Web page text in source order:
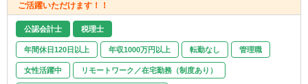
つことなく、自ら考え行動し結果を出せる方
・未経験の事柄にも向上心をもって取り組む
姿勢のある方
● 経理・販売管理部門・他部門との連携およ
びプロセス構築:
・経理部門・販売管理部門と密接に連携
し、実績データの早期把握、会計方針の確
認、予実分析の効率化を図る。
ご活躍いただけます！！
公認会計士 税理士
年間休日120日以上 年収1000万円以上 転勤なし 管理職
女性活躍中 リモートワーク／在宅勤務（制度あり）